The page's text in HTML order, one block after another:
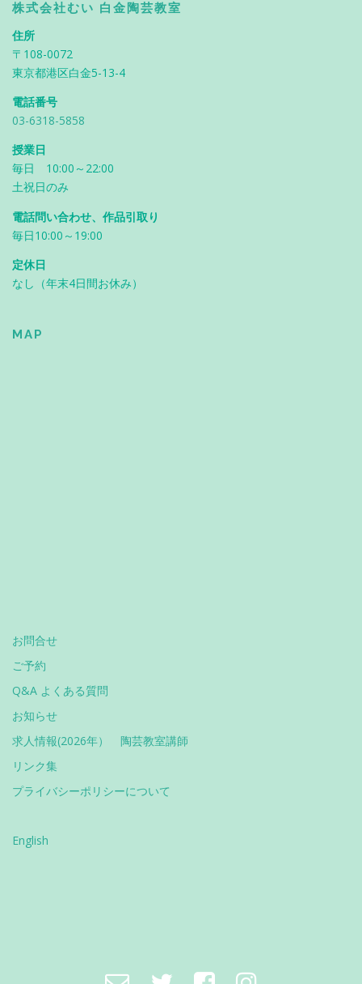
株式会社むい 白金陶芸教室
住所
〒108-0072
東京都港区白金5-13-4
電話番号
03-6318-5858
授業日
毎日 10:00～22:00
土祝日のみ
電話問い合わせ、作品引取り
毎日10:00～19:00
定休日
なし（年末4日間お休み）
MAP
お問合せ
ご予約
Q&A よくある質問
お知らせ
求人情報(2026年） 陶芸教室講師
リンク集
プライバシーポリシーについて
English